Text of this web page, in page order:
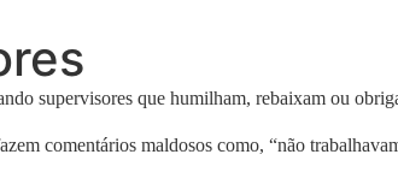
supervisores que humilham, rebaixam ou
comentários maldosos como, “não